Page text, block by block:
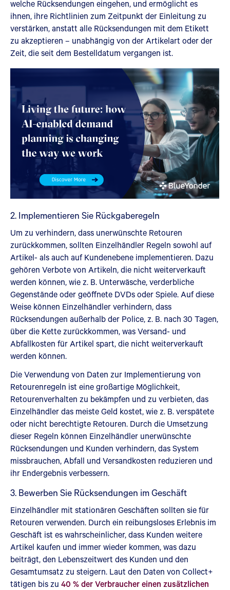
welche Rücksendungen eingehen, und ermöglicht es
ihnen, ihre Richtlinien zum Zeitpunkt der Einleitung zu
verstärken, anstatt alle Rücksendungen mit dem Etikett
zu akzeptieren – unabhängig von der Artikelart oder der
Zeit, die seit dem Bestelldatum vergangen ist.
2. Implementieren Sie Rückgaberegeln
Um zu verhindern, dass unerwünschte Retouren
zurückkommen, sollten Einzelhändler Regeln sowohl auf
Artikel- als auch auf Kundenebene implementieren. Dazu
gehören Verbote von Artikeln, die nicht weiterverkauft
werden können, wie z. B. Unterwäsche, verderbliche
Gegenstände oder geöffnete DVDs oder Spiele. Auf diese
Weise können Einzelhändler verhindern, dass
Rücksendungen außerhalb der Police, z. B. nach 30 Tagen,
über die Kette zurückkommen, was Versand- und
Abfallkosten für Artikel spart, die nicht weiterverkauft
werden können.
Die Verwendung von Daten zur Implementierung von
Retourenregeln ist eine großartige Möglichkeit,
Retourenverhalten zu bekämpfen und zu verbieten, das
Einzelhändler das meiste Geld kostet, wie z. B. verspätete
oder nicht berechtigte Retouren. Durch die Umsetzung
dieser Regeln können Einzelhändler unerwünschte
Rücksendungen und Kunden verhindern, das System
missbrauchen, Abfall und Versandkosten reduzieren und
ihr Endergebnis verbessern.
3. Bewerben Sie Rücksendungen im Geschäft
Einzelhändler mit stationären Geschäften sollten sie für
Retouren verwenden. Durch ein reibungsloses Erlebnis im
Geschäft ist es wahrscheinlicher, dass Kunden weitere
Artikel kaufen und immer wieder kommen, was dazu
beiträgt, den Lebenszeitwert des Kunden und den
Gesamtumsatz zu steigern. Laut den Daten von Collect+
tätigen bis zu 40 % der Verbraucher einen zusätzlichen